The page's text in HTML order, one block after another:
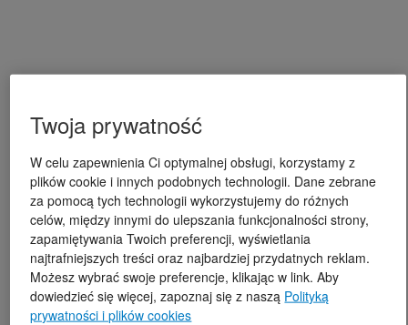
Twoja prywatność
W celu zapewnienia Ci optymalnej obsługi, korzystamy z
plików cookie i innych podobnych technologii. Dane zebrane
za pomocą tych technologii wykorzystujemy do różnych
celów, między innymi do ulepszania funkcjonalności strony,
zapamiętywania Twoich preferencji, wyświetlania
najtrafniejszych treści oraz najbardziej przydatnych reklam.
Możesz wybrać swoje preferencje, klikając w link. Aby
dowiedzieć się więcej, zapoznaj się z naszą Polityką
prywatności i plików cookies